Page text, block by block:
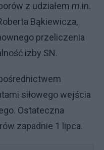
z udziałem m.in.
Bąkiewicza,
przeliczenia
izby SN.
siłowego wejścia
Ostateczna
zapadnie 1 lipca.